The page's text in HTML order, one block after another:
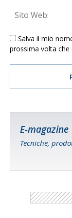
Salva il mio
prossima volta
E-magazine
Tecniche,